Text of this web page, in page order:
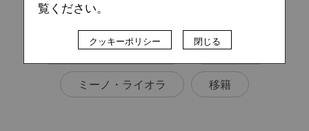
ジャン・ミシェル・オラス
パリ・サンジェルマン ビジネス
ミーノ・ライオラ 移籍
覧ください。
クッキーポリシー 閉じる